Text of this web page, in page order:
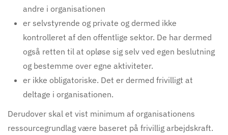
andre i organisationen
er selvstyrende og private og dermed ikke
kontrolleret af den offentlige sektor. De har dermed
også retten til at opløse sig selv ved egen beslutning
og bestemme over egne aktiviteter.
er ikke obligatoriske. Det er dermed frivilligt at
deltage i organisationen.
Derudover skal et vist minimum af organisationens
ressourcegrundlag være baseret på frivillig arbejdskraft.